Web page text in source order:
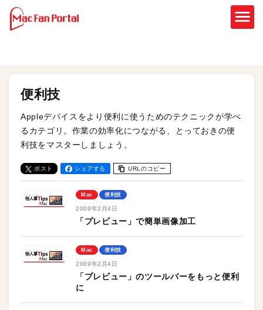
便利技
Appleデバイスをより便利に使うためのテクニックが学べ
るカテゴリ。作業の効率化につながる、とっておきの便
利技をマスターしましょう。
ポスト シェアする URLのコピー
Mac 便利技
2009年2月4日
「プレビュー」で簡単画像加工
Mac 便利技
2009年2月4日
「プレビュー」のツールバーをもっと便利
に